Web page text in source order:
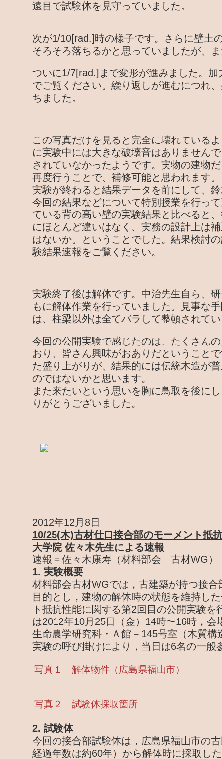
遠目で試験体を見守っていました。
次が1/10[rad.]時の様子です。さらに壁土
そろそろ落ちるかと思っていましたが、
ついに1/7[rad.]まで変形が進みました。
でご覧ください。繰り返しが進むにつれ
ちました。
この写真だけを見ると完全に壊れている
に実験中には大きな破壊音はありません
されていなかったようです。実物の建物
再度行うことで、補修可能と思われます。
実験が終わると結果データを前にして、
今回の結果などについて特別授業を行っ
ている背の高い壁の実験結果と比べると
にほとんど違いはなく、実務の設計上は
はないか。ということでした。結果検討
験結果速報をご覧ください。
実験終了後は解体です。中治先生自ら、
もに解体作業を行っていました。見事な
は、柱梁以外は全てバラして整頓されて
今回の公開実験で感じたのは、たくさん
おり、皆さん興味がおありだということ
た盛り上がりが、結果的には伝統木造が
のではないかと思います。
また来たいという思いを胸に鳥取を後に
りがとうございました。
2012年12月8日
10/25(木)古材仕口接合部のモーメント抵
大学院 佐々木先生による速報
速報＝佐々木康寿（材料部会 古材WG）
1. 実験概要
材料部会古材WGでは，古建築が持つ接
目的とし，建物の解体時の状態を維持し
ト抵抗性能に関する第2回目の公開実験を
は2012年10月25日（金）14時〜16時，会
生命農学研究科・Ａ館－145号室（木質構
実験の呼び掛けにより，当日は6名の一般
写真１ 解体物件（広島県福山市）
写真２ 試験体採取箇所
2. 試験体
今回の接合部試験体は，広島県福山市の
経過年数は約60年）から解体時に採取し